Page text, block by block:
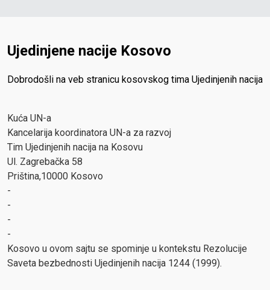
Ujedinjene nacije Kosovo
Dobrodošli na veb stranicu kosovskog tima Ujedinjenih nacija
Kuća UN-a
Kancelarija koordinatora UN-a za razvoj
Tim Ujedinjenih nacija na Kosovu
Ul. Zagrebačka 58
Priština,10000 Kosovo
-
-
-
-
Kosovo u ovom sajtu se spominje u kontekstu Rezolucije
Saveta bezbednosti Ujedinjenih nacija 1244 (1999).